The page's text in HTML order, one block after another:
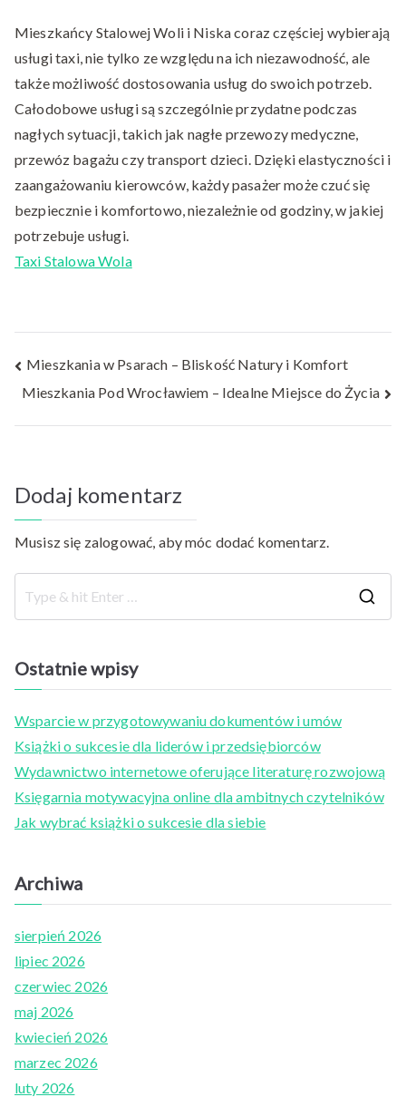
Mieszkańcy Stalowej Woli i Niska coraz częściej wybierają
usługi taxi, nie tylko ze względu na ich niezawodność, ale
także możliwość dostosowania usług do swoich potrzeb.
Całodobowe usługi są szczególnie przydatne podczas
nagłych sytuacji, takich jak nagłe przewozy medyczne,
przewóz bagażu czy transport dzieci. Dzięki elastyczności i
zaangażowaniu kierowców, każdy pasażer może czuć się
bezpiecznie i komfortowo, niezależnie od godziny, w jakiej
potrzebuje usługi.
Taxi Stalowa Wola
Nawigacja
wpisu
Mieszkania w Psarach – Bliskość Natury i Komfort
Mieszkania Pod Wrocławiem – Idealne Miejsce do Życia
Dodaj komentarz
Musisz się zalogować, aby móc dodać komentarz.
Ostatnie wpisy
Wsparcie w przygotowywaniu dokumentów i umów
Książki o sukcesie dla liderów i przedsiębiorców
Wydawnictwo internetowe oferujące literaturę rozwojową
Księgarnia motywacyjna online dla ambitnych czytelników
Jak wybrać książki o sukcesie dla siebie
Archiwa
sierpień 2026
lipiec 2026
czerwiec 2026
maj 2026
kwiecień 2026
marzec 2026
luty 2026